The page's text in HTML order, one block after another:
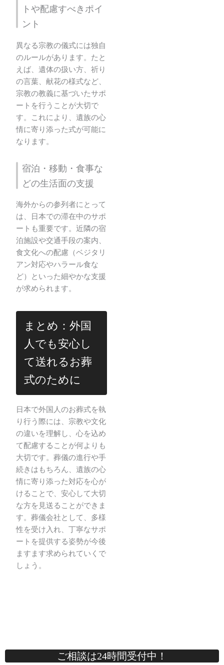
トや配慮すべきポイ
ント
異なる宗教の儀式には独自
のルールがあります。たと
えば、遺体の扱い方、祈り
の言葉、献花の様式など、
宗教の教義に基づいたサポ
ートを行うことが大切で
す。これにより、遺族の心
情に寄り添った式が可能に
なります。
宿泊・移動・食事な
どの生活面の支援
海外からの参列者にとって
は、日本での滞在中のサポ
ートも重要です。近隣の宿
泊施設や交通手段の案内、
食文化への配慮（ベジタリ
アン対応やハラール食な
ど）といった細やかな支援
が求められます。
まとめ：外国
人でも安心し
て送れるお葬
式のために
日本で外国人のお葬式を執
り行う際には、宗教や文化
の違いを理解し、心を込め
て配慮することが何よりも
大切です。葬儀の進行や手
続きはもちろん、遺族の心
情に寄り添った対応を心が
けることで、安心して大切
な方を見送ることができま
す。葬儀会社として、多様
性を受け入れ、丁寧なサポ
ートを提供する姿勢が今後
ますます求められていくで
しょう。
ご相談は24時間受付中！